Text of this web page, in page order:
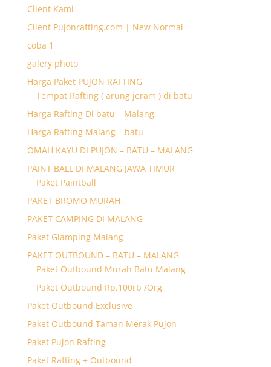
Client Kami
Client Pujonrafting.com | New Normal
coba 1
galery photo
Harga Paket PUJON RAFTING
Tempat Rafting ( arung jeram ) di batu
Harga Rafting Di batu – Malang
Harga Rafting Malang – batu
OMAH KAYU DI PUJON – BATU – MALANG
PAINT BALL DI MALANG JAWA TIMUR
Paket Paintball
PAKET BROMO MURAH
PAKET CAMPING DI MALANG
Paket Glamping Malang
PAKET OUTBOUND – BATU – MALANG
Paket Outbound Murah Batu Malang
Paket Outbound Rp.100rb /Org
Paket Outbound Exclusive
Paket Outbound Taman Merak Pujon
Paket Pujon Rafting
Paket Rafting + Outbound